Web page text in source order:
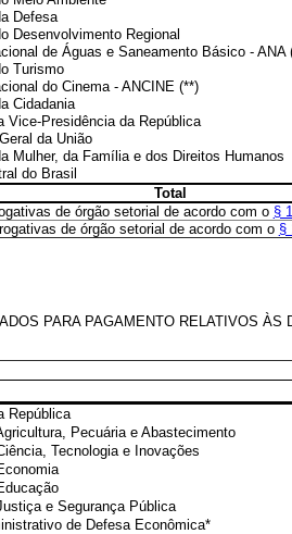
Defesa
Desenvolvimento Regional
de Águas e Saneamento Básico - ANA
Turismo
do Cinema - ANCINE (**)
Cidadania
Vice-Presidência da República
da União
Mulher, da Família e dos Direitos Humanos
do Brasil
Total
de órgão setorial de acordo com o §
de órgão setorial de acordo com o §
PARA PAGAMENTO RELATIVOS
República
Pecuária e Abastecimento
Tecnologia e Inovações
e Segurança Pública
de Defesa Econômica*